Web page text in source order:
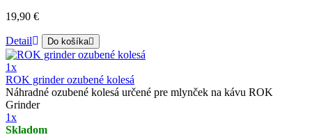
19,90 €
Detail Do košíka
1x
ROK grinder ozubené kolesá
Náhradné ozubené kolesá určené pre mlynček na kávu ROK
Grinder
1x
Skladom